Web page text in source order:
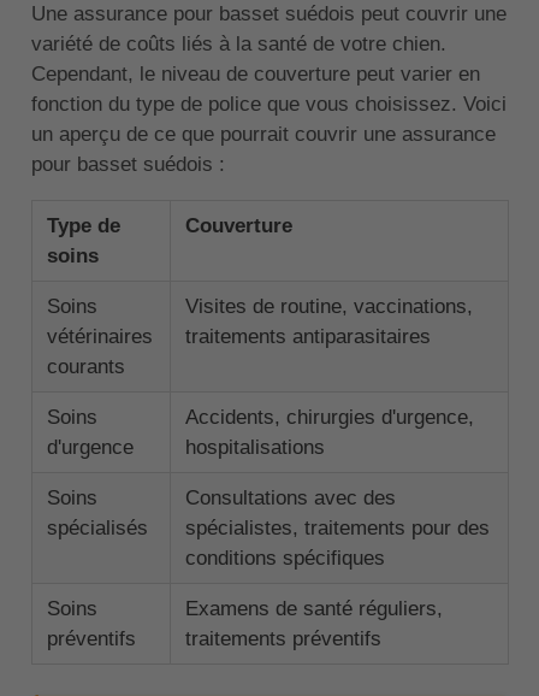
Une assurance pour basset suédois peut couvrir une
variété de coûts liés à la santé de votre chien.
Cependant, le niveau de couverture peut varier en
fonction du type de police que vous choisissez. Voici
un aperçu de ce que pourrait couvrir une assurance
pour basset suédois :
Type de
soins
Couverture
Soins
vétérinaires
courants
Visites de routine, vaccinations,
traitements antiparasitaires
Soins
d'urgence
Accidents, chirurgies d'urgence,
hospitalisations
Soins
spécialisés
Consultations avec des
spécialistes, traitements pour des
conditions spécifiques
Soins
préventifs
Examens de santé réguliers,
traitements préventifs